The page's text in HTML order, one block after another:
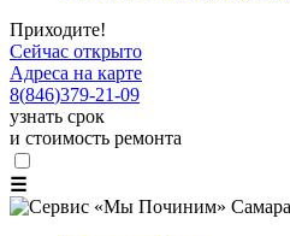
Приходите!
Сейчас открыто
Адреса на карте
8(846)379-21-09
узнать срок
и стоимость ремонта
☰